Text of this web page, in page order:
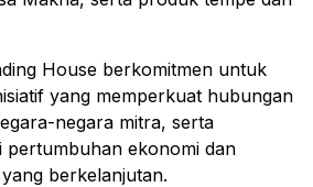
House berkomitmen untuk
yang memperkuat hubungan
negara mitra, serta
pertumbuhan ekonomi dan
berkelanjutan.